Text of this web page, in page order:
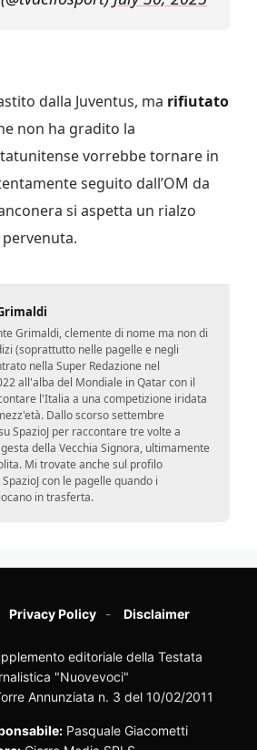
non ha gradito la
vorrebbe tornare in
seguito dall’OM da
si aspetta un rialzo
Grimaldi, clemente di nome ma non di
(soprattutto nelle pagelle e negli
nella Super Redazione nel
all'alba del Mondiale in Qatar con il
l'Italia a una competizione iridata
Dallo scorso settembre
SpazioJ per raccontare tre volte a
della Vecchia Signora, ultimamente
Mi trovate anche sul profilo
con le pagelle quando i
in trasferta.
"Nuovevoci"
Annunziata n. 3 del 10/02/2011
Pasquale Giacometti
Cierre Media SRLS